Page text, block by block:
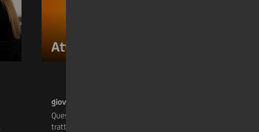
Attraverso gli occhi #4
giovedì 26 maggio 2022
Questa settimana scopriamo la quarta storia
tratta dal Bilancio Annuale 2021 di UniCredit.